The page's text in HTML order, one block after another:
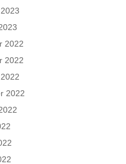
2022
2022
2022